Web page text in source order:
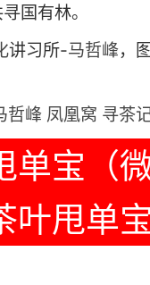
国有林。
讲习所-马哲峰，
哲峰 凤凰窝 寻茶
单宝（
叶甩单宝